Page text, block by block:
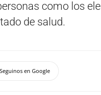
como los
de salud.
en Google